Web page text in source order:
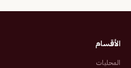
الأقسام
المحليات